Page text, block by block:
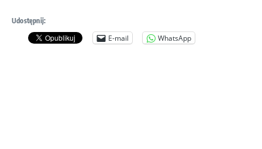
Udostępnij:
E-mail WhatsApp